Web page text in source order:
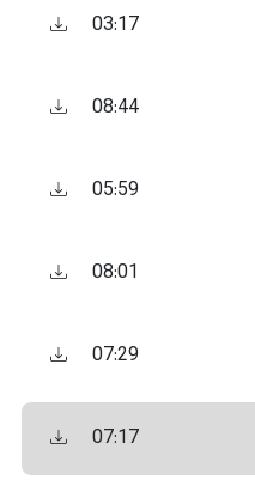
03:17
08:44
05:59
08:01
07:29
07:17